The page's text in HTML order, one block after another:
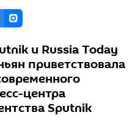
и Russia Today
приветствовала
центра
Sputnik